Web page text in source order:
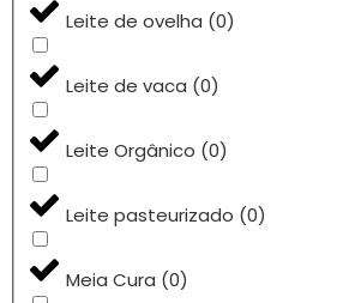
Leite de ovelha (0)
Leite de vaca (0)
Leite Orgânico (0)
Leite pasteurizado (0)
Meia Cura (0)